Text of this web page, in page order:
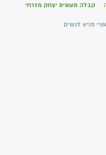
קבלה מעשית יצחק מזרחי
תניא לנשים